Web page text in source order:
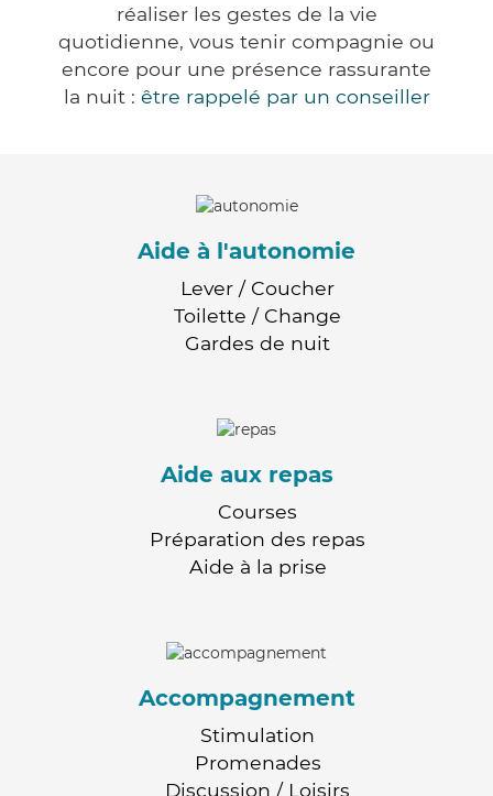
réaliser les gestes de la vie
quotidienne, vous tenir compagnie ou
encore pour une présence rassurante
la nuit : être rappelé par un conseiller
Aide à l'autonomie
Lever / Coucher
Toilette / Change
Gardes de nuit
Aide aux repas
Courses
Préparation des repas
Aide à la prise
Accompagnement
Stimulation
Promenades
Discussion / Loisirs